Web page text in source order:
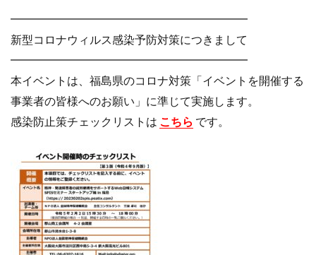
━━━━━━━━━━━━━━━━━━━━━
新型コロナウィルス感染予防対策につきまして
━━━━━━━━━━━━━━━━━━━━━
本イベントは、福島県のコロナ対策「イベントを開催する
事業者の皆様へのお願い」に準じて実施します。
感染防止策チェックリストは こちら です。